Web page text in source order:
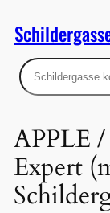
Inhalt
springen
Suchen
APPLE
Expert